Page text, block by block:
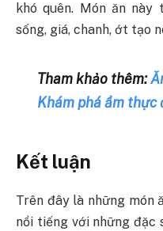
khó quên. Món ăn
sống, giá, chanh, ớt tạo
Tham khảo thêm:
Khám phá ẩm thực
Kết luận
Trên đây là những món
nổi tiếng với những đặc